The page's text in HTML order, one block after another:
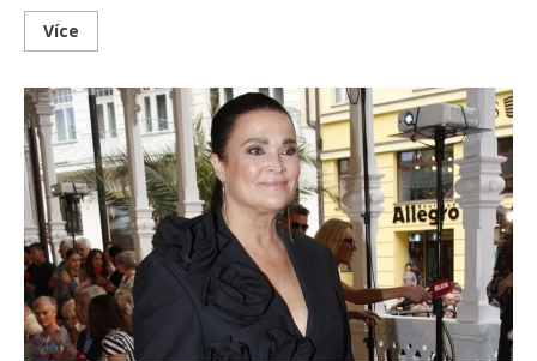
Více
more
Bočanová
to
schytala
za
svůj
„vtípek“
o
nepokojích
v
Dubaji:
„Tohle
si
dost
přehnala,“
vzkázala
sledující